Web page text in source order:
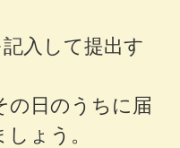
入して提出す
の日のうちに届
ょう。